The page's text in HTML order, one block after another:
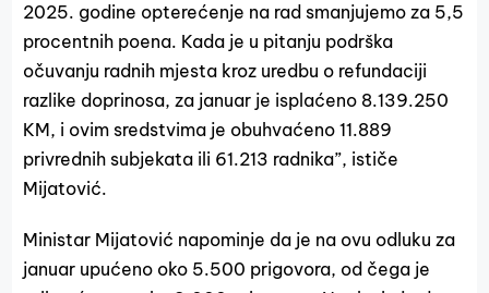
2025. godine opterećenje na rad smanjujemo za 5,5
procentnih poena. Kada je u pitanju podrška
očuvanju radnih mjesta kroz uredbu o refundaciji
razlike doprinosa, za januar je isplaćeno 8.139.250
KM, i ovim sredstvima je obuhvaćeno 11.889
privrednih subjekata ili 61.213 radnika”, ističe
Mijatović.
Ministar Mijatović napominje da je na ovu odluku za
januar upućeno oko 5.500 prigovora, od čega je